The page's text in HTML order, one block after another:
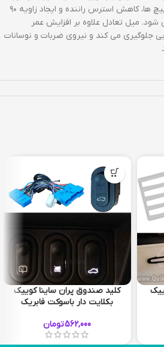
باعث افزایش حفظ تعادل سر پیچ ها، کاهش استرس راننده و ایجاد زاویه ۹۰
میل تعادل علاوه بر افزایش عمر
جلوگیری می کند و نیروی ضربات و نوسانات
کلید صندوق پران ساینا کوییک
بکلایت دار باسوکت فابریک
562,000تومان